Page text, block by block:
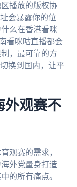
播放的版权协
会暴露你的位
么在香港看咪
看咪咕直播都会
，最可靠的方
换到国内，让平
外观赛不
观赛的需求，
外党量身打造
的所有痛点。